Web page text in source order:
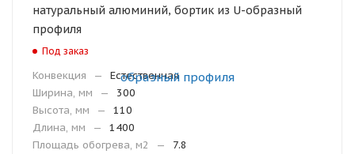
натуральный алюминий, бортик из U-образный
профиля
Под заказ
Конвекция —
Естественная
Ширина, мм
—
300
Высота, мм
—
110
Длина, мм
—
1400
Площадь обогрева, м2
—
7.8